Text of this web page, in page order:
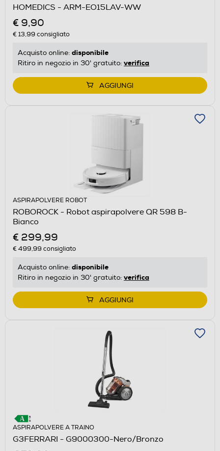
HOMEDICS - ARM-EO15LAV-WW
€ 9,90
€ 13,99 consigliato
Acquisto online: disponibile
Ritiro in negozio in 30' gratuito: verifica
AGGIUNGI
ASPIRAPOLVERE ROBOT
ROBOROCK - Robot aspirapolvere QR 598 B-
Bianco
€ 299,99
€ 499,99 consigliato
Acquisto online: disponibile
Ritiro in negozio in 30' gratuito: verifica
AGGIUNGI
ASPIRAPOLVERE A TRAINO
G3FERRARI - G9000300-Nero/Bronzo